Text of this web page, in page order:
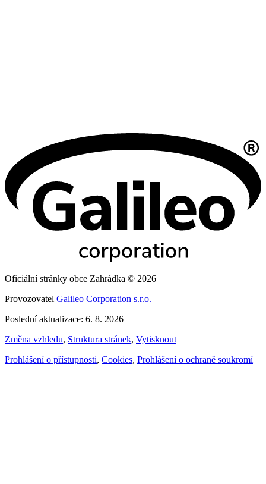
Oficiální stránky obce Zahrádka © 2026
Provozovatel Galileo Corporation s.r.o.
Poslední aktualizace: 6. 8. 2026
Změna vzhledu, Struktura stránek, Vytisknout
Prohlášení o přístupnosti, Cookies, Prohlášení o ochraně soukromí